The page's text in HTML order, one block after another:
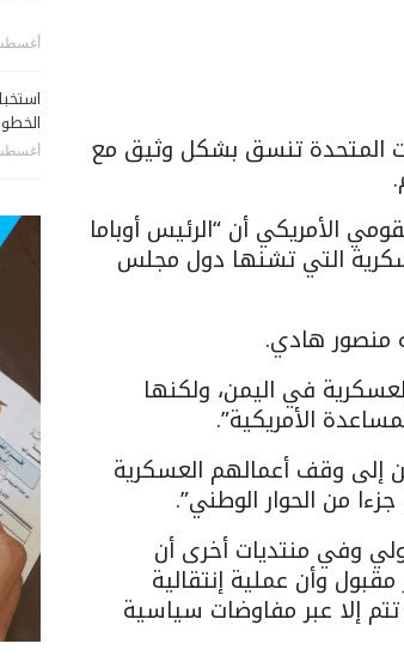
26 مارس 2015م، أن الولايات المتحدة تنسق بشكل وثيق مع
الأمريكي أن “الرئيس أوباما
التي تشنها دول مجلس
منصور هادي.
في اليمن، ولكنها
الأمريكية”.
إلى وقف أعمالهم العسكرية
من الحوار الوطني”.
وفي منتديات أخرى أن
وأن عملية إنتقالية
إلا عبر مفاوضات سياسية
أغسطس 8,
أغسطس 8,